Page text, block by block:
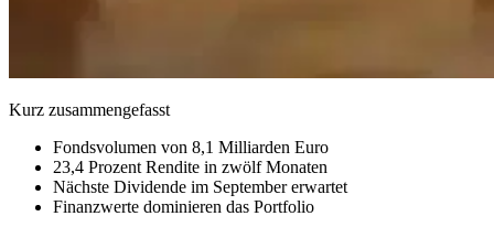
Kurz zusammengefasst
Fondsvolumen von 8,1 Milliarden Euro
23,4 Prozent Rendite in zwölf Monaten
Nächste Dividende im September erwartet
Finanzwerte dominieren das Portfolio